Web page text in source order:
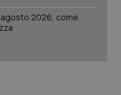
agosto 2026, come